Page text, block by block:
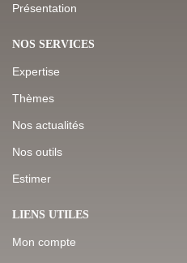
Présentation
NOS SERVICES
Expertise
Thèmes
Nos actualités
Nos outils
Estimer
LIENS UTILES
Mon compte